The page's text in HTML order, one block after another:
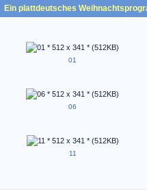
Ein plattdeutsches
01
06
11